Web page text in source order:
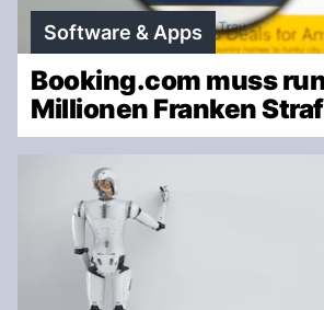
Software & Apps
Booking.com muss
Millionen Franken